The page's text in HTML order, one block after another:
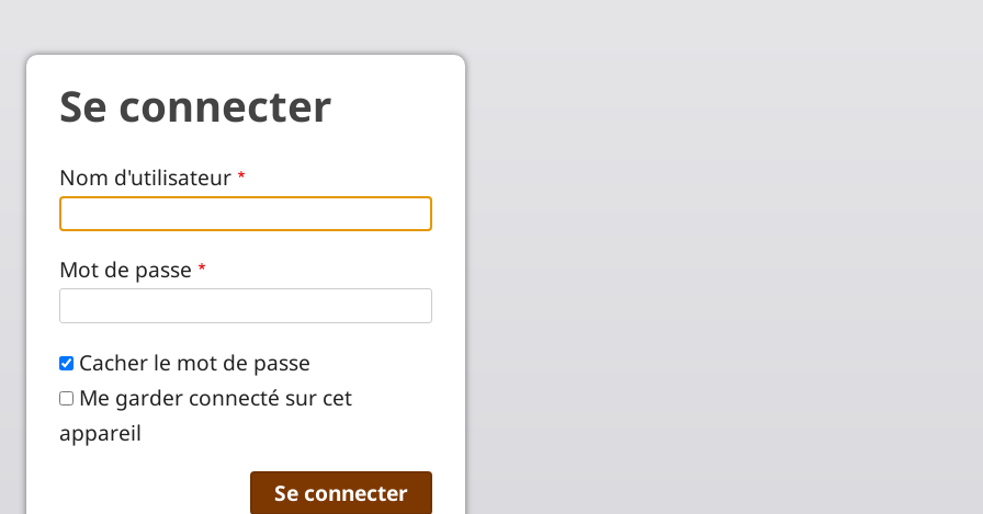
Se connecter
Nom d'utilisateur
Mot de passe
Cacher le mot de passe
Me garder connecté sur cet
appareil